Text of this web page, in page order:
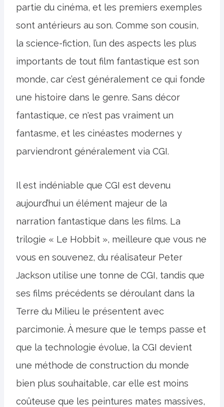
partie du cinéma, et les premiers exemples
sont antérieurs au son. Comme son cousin,
la science-fiction, l’un des aspects les plus
importants de tout film fantastique est son
monde, car c’est généralement ce qui fonde
une histoire dans le genre. Sans décor
fantastique, ce n'est pas vraiment un
fantasme, et les cinéastes modernes y
parviendront généralement via CGI.
Il est indéniable que CGI est devenu
aujourd’hui un élément majeur de la
narration fantastique dans les films. La
trilogie « Le Hobbit », meilleure que vous ne
vous en souvenez, du réalisateur Peter
Jackson utilise une tonne de CGI, tandis que
ses films précédents se déroulant dans la
Terre du Milieu le présentent avec
parcimonie. À mesure que le temps passe et
que la technologie évolue, la CGI devient
une méthode de construction du monde
bien plus souhaitable, car elle est moins
coûteuse que les peintures mates massives,